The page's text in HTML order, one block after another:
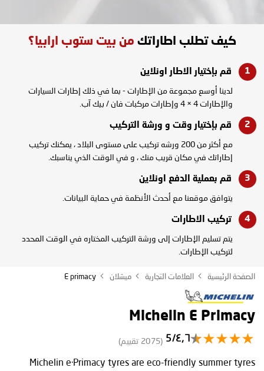
كيف تطلب اطاراتك من بيت ستوب ارابيا؟
قم بإختيار الاطار اونلاين
لدينا أوسع مجموعة من الإطارات - بما في ذلك إطارات السيارات
والإطارات 4 × 4 وإطارات مركبات فان / بيك آب.
قم بإختيار وقت و ورشة التركيب
مع أكثر من 200 ورشه تركيب على مستوى البلاد ، يمكنك تركيب
إطاراتك في مكان قريب منك ، و في الوقت الذي يناسبك.
قم بعملية الدفع اونلاين
يتوافق موقعنا مع أحدث الأنظمة في حماية البيانات.
تركيب الاطارات
يتم تسليم الإطارات إلى ورشة التركيب المختاره في الوقت المحدد
لتركيب الإطارات.
الصفحة الرئيسية العلامات التجارية ميشلان E primacy
Michelin E Primacy
٤٫٦/5 (2075 تقييم)
Michelin e·Primacy tyres are eco-friendly summer tyres